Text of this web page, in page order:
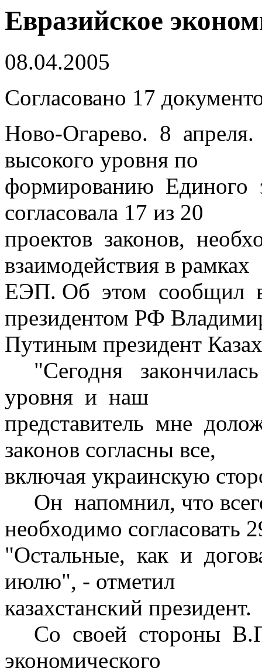
Евразийское
08.04.2005
Согласовано 17
Ново-Огарево. 8
высокого уровня по
формированию Единого
согласовала 17 из 20
проектов законов,
взаимодействия в рамках
ЕЭП. Об этом сообщил в
президентом РФ
Путиным президент
"Сегодня
уровня и наш
представитель мне
законов согласны все,
включая украинскую
Он напомнил, что
необходимо согласовать
"Остальные, как и
июлю", - отметил
казахстанский президент.
Со своей стороны
экономического